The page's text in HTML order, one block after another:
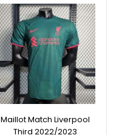
Maillot Match Liverpool
Third 2022/2023